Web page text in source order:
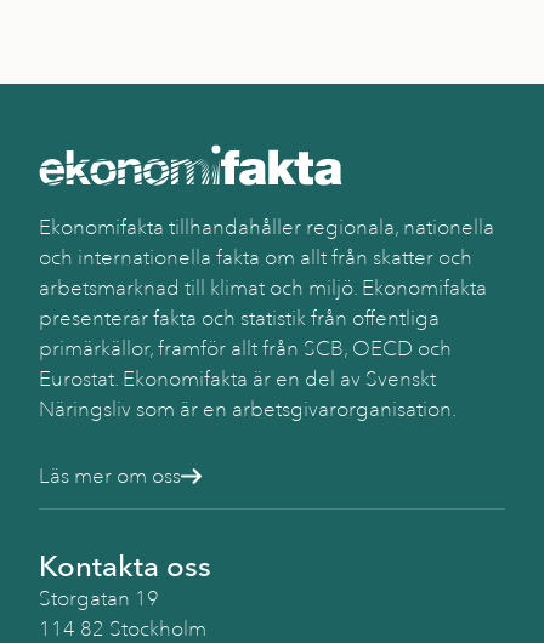
Ekonomifakta tillhandahåller regionala, nationella
och internationella fakta om allt från skatter och
arbetsmarknad till klimat och miljö. Ekonomifakta
presenterar fakta och statistik från offentliga
primärkällor, framför allt från SCB, OECD och
Eurostat. Ekonomifakta är en del av Svenskt
Näringsliv som är en arbetsgivarorganisation.
Läs mer om oss
Kontakta oss
Storgatan 19
114 82 Stockholm